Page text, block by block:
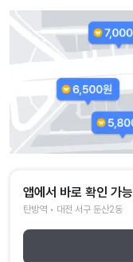
앱에서 바로 확인 가능
탄방역 • 대전 서구 둔산2동